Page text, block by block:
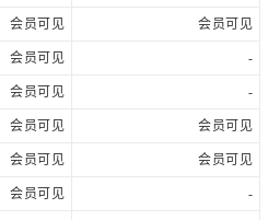
会员可见 会员可见
会员可见 -
会员可见 -
会员可见 会员可见
会员可见 会员可见
会员可见 -